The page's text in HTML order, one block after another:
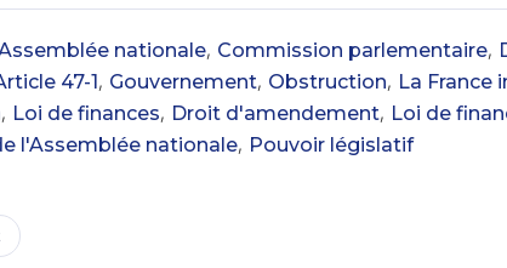
nationale, Commission parlementaire,
47-1, Gouvernement, Obstruction, La France
, Loi de finances, Droit d'amendement, Loi de
l'Assemblée nationale, Pouvoir législatif